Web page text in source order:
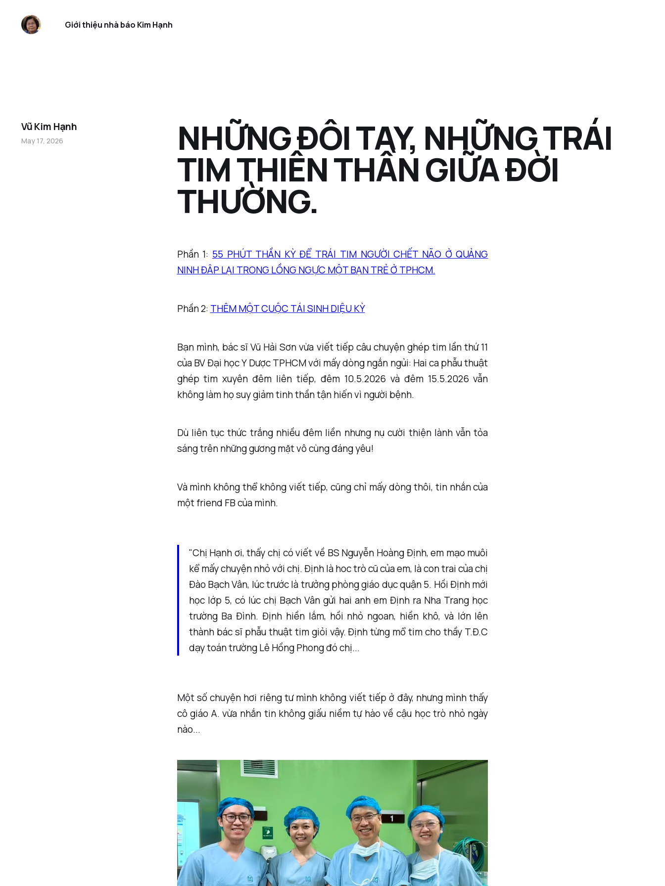
Giới thiệu nhà báo Kim Hạnh
Phần 1: 55 PHÚT THẦN KỲ ĐỂ TRÁI TIM NGƯỜI CHẾT NÃO Ở QUẢNG
NINH ĐÂP LẠI TRONG LỒNG NGỰC MỘT BẠN TRẺ Ở TPHCM.
Phần 2: THÊM MỘT CUỘC TÁI SINH DIỆU KỲ
Bạn mình, bác sĩ Vũ Hải Sơn vừa viết tiếp câu chuyện ghép tim lần thứ 11
của BV Đại học Y Dược TPHCM với mấy dòng ngắn ngủi: Hai ca phẫu thuật
ghép tim xuyên đêm liên tiếp, đêm 10.5.2026 và đêm 15.5.2026 vẫn
không làm họ suy giảm tinh thần tận hiến vì người bệnh.
Dù liên tục thức trắng nhiều đêm liền nhưng nụ cười thiện lành vẫn tỏa
sáng trên những gương mặt vô cùng đáng yêu!
Và mình không thể không viết tiếp, cũng chỉ mấy dòng thôi, tin nhắn của
một friend FB của mình.
"Chị Hạnh ơi, thấy chị có viết về BS Nguyễn Hoàng Định, em mạo muôi
kể mấy chuyện nhỏ với chị. Định là hoc trò cũ của em, là con trai của chị
Đào Bạch Vân, lúc trước là trưởng phòng giáo dục quận 5. Hồi Định mới
học lớp 5, có lúc chị Bạch Vân gửi hai anh em Định ra Nha Trang học
trường Ba Đình. Định hiền lắm, hồi nhỏ ngoan, hiền khô, và lớn lên
thành bác sĩ phẫu thuật tim giỏi vậy. Định từng mổ tim cho thầy T.Đ.C
dạy toán trường Lê Hồng Phong đó chị...
Một số chuyện hơi riêng tư mình không viết tiếp ở đây, nhưng mình thấy
cô giáo A. vừa nhắn tin không giấu niềm tự hào về cậu học trò nhỏ ngày
nào...
NHỮNG ĐÔI TAY, NHỮNG TRÁI
TIM THIÊN THẦN GIỮA ĐỜI
THƯỜNG.
Vũ Kim Hạnh
May 17, 2026